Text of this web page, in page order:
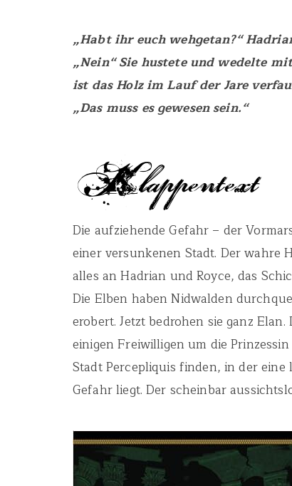
„Habt ihr euch wehgetan?“
„Nein“ Sie hustete und wedelte
ist das Holz im Lauf der Jare
„Das muss es gewesen sein.“
Die aufziehende Gefahr – der
einer versunkenen Stadt. Der wahre
alles an Hadrian und Royce, das
Die Elben haben Nidwalden
erobert. Jetzt bedrohen sie ganz
einigen Freiwilligen um die
Stadt Percepliquis finden, in der
Gefahr liegt. Der scheinbar